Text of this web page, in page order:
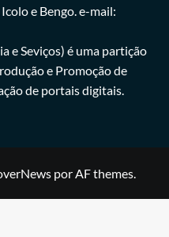
e Bengo. e-mail:
e Seviços) é uma partição
e Promoção de
de portais digitais.
por AF themes.